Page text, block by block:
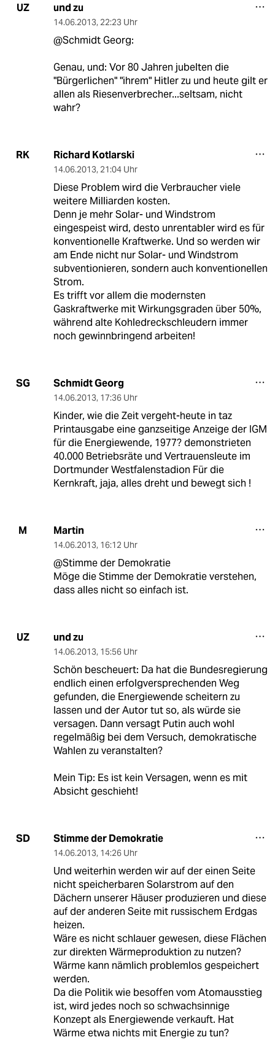
UZ und zu
14.06.2013, 22:23 Uhr
@Schmidt Georg:
Genau, und: Vor 80 Jahren jubelten die
"Bürgerlichen" "ihrem" Hitler zu und heute gilt er
allen als Riesenverbrecher...seltsam, nicht
wahr?
RK Richard Kotlarski
14.06.2013, 21:04 Uhr
Diese Problem wird die Verbraucher viele
weitere Milliarden kosten.
Denn je mehr Solar- und Windstrom
eingespeist wird, desto unrentabler wird es für
konventionelle Kraftwerke. Und so werden wir
am Ende nicht nur Solar- und Windstrom
subventionieren, sondern auch konventionellen
Strom.
Es trifft vor allem die modernsten
Gaskraftwerke mit Wirkungsgraden über 50%,
während alte Kohledreckschleudern immer
noch gewinnbringend arbeiten!
SG Schmidt Georg
14.06.2013, 17:36 Uhr
Kinder, wie die Zeit vergeht-heute in taz
Printausgabe eine ganzseitige Anzeige der IGM
für die Energiewende, 1977? demonstrieten
40.000 Betriebsräte und Vertrauensleute im
Dortmunder Westfalenstadion Für die
Kernkraft, jaja, alles dreht und bewegt sich !
M Martin
14.06.2013, 16:12 Uhr
@Stimme der Demokratie
Möge die Stimme der Demokratie verstehen,
dass alles nicht so einfach ist.
UZ und zu
14.06.2013, 15:56 Uhr
Schön bescheuert: Da hat die Bundesregierung
endlich einen erfolgversprechenden Weg
gefunden, die Energiewende scheitern zu
lassen und der Autor tut so, als würde sie
versagen. Dann versagt Putin auch wohl
regelmäßig bei dem Versuch, demokratische
Wahlen zu veranstalten?
Mein Tip: Es ist kein Versagen, wenn es mit
Absicht geschieht!
SD Stimme der Demokratie
14.06.2013, 14:26 Uhr
Und weiterhin werden wir auf der einen Seite
nicht speicherbaren Solarstrom auf den
Dächern unserer Häuser produzieren und diese
auf der anderen Seite mit russischem Erdgas
heizen.
Wäre es nicht schlauer gewesen, diese Flächen
zur direkten Wärmeproduktion zu nutzen?
Wärme kann nämlich problemlos gespeichert
werden.
Da die Politik wie besoffen vom Atomausstieg
ist, wird jedes noch so schwachsinnige
Konzept als Energiewende verkauft. Hat
Wärme etwa nichts mit Energie zu tun?